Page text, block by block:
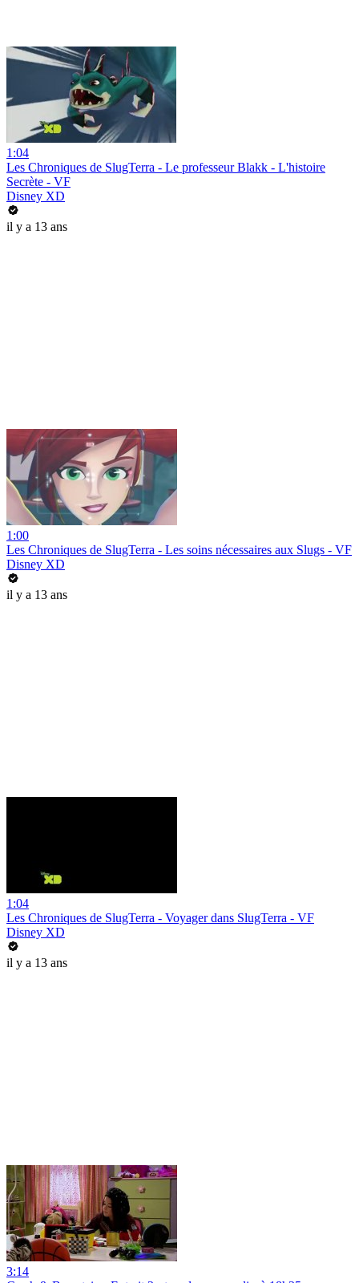
1:04
Les Chroniques de SlugTerra - Le professeur Blakk - L'histoire
Secrète - VF
Disney XD
il y a 13 ans
1:00
Les Chroniques de SlugTerra - Les soins nécessaires aux Slugs - VF
Disney XD
il y a 13 ans
1:04
Les Chroniques de SlugTerra - Voyager dans SlugTerra - VF
Disney XD
il y a 13 ans
3:14